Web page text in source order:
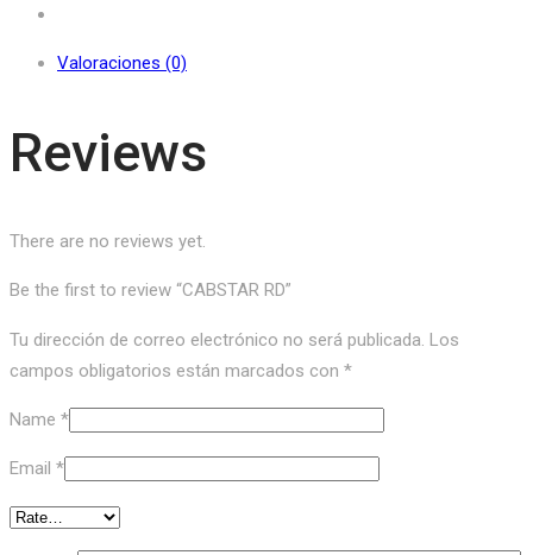
Valoraciones (0)
Reviews
There are no reviews yet.
Be the first to review “CABSTAR RD”
Tu dirección de correo electrónico no será publicada. Los
campos obligatorios están marcados con *
Name *
Email *